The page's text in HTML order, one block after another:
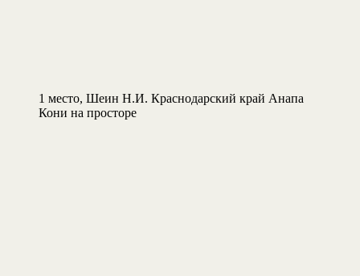
1 место, Шеин Н.И. Краснодарский край Анапа
Кони на просторе